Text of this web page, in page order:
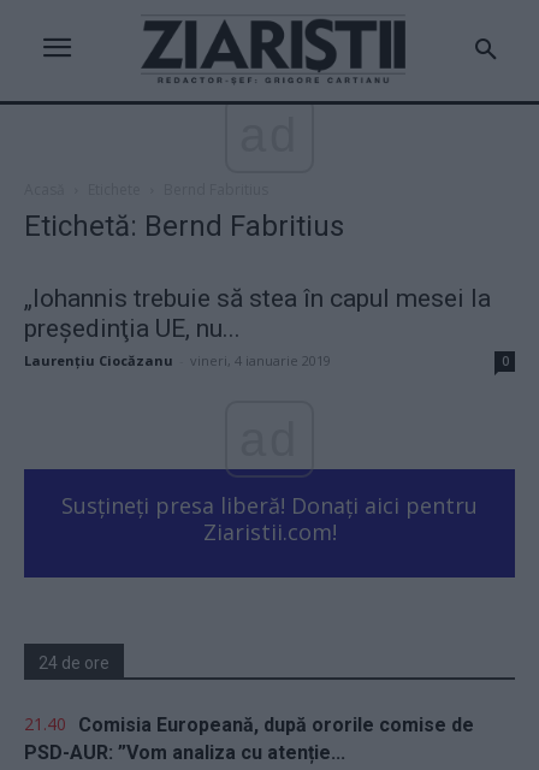
Etichetă: Bernd Fabritius
„Iohannis trebuie să stea în capul mesei la
preşedinţia UE, nu...
Laurențiu Ciocăzanu vineri, 4 ianuarie 2019 0
Susțineți presa liberă! Donați aici pentru
Ziaristii.com!
24 de ore
21.40
Comisia Europeană, după ororile comise de
PSD-AUR: ”Vom analiza cu atenție...